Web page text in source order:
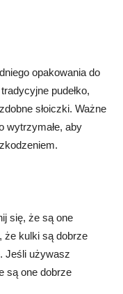
opakowania do
pudełko,
słoiczki. Ważne
wytrzymałe, aby
się, że są one
że kulki są dobrze
Jeśli używasz
są one dobrze